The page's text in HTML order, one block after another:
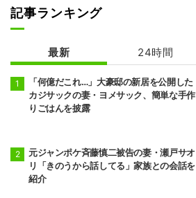
記事ランキング
最新 24時間
「何億だこれ…」大豪邸の新居を公開した
カジサックの妻・ヨメサック、簡単な手作
りごはんを披露
元ジャンポケ斉藤慎二被告の妻・瀬戸サオ
リ「きのうから話してる」家族との会話を
紹介